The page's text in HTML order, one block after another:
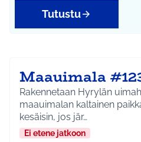
Tutustu
Maauimala
Rakennetaan Hyrylän
maauimalan kaltainen
kesäisin, jos jär…
Ei etene jatkoon